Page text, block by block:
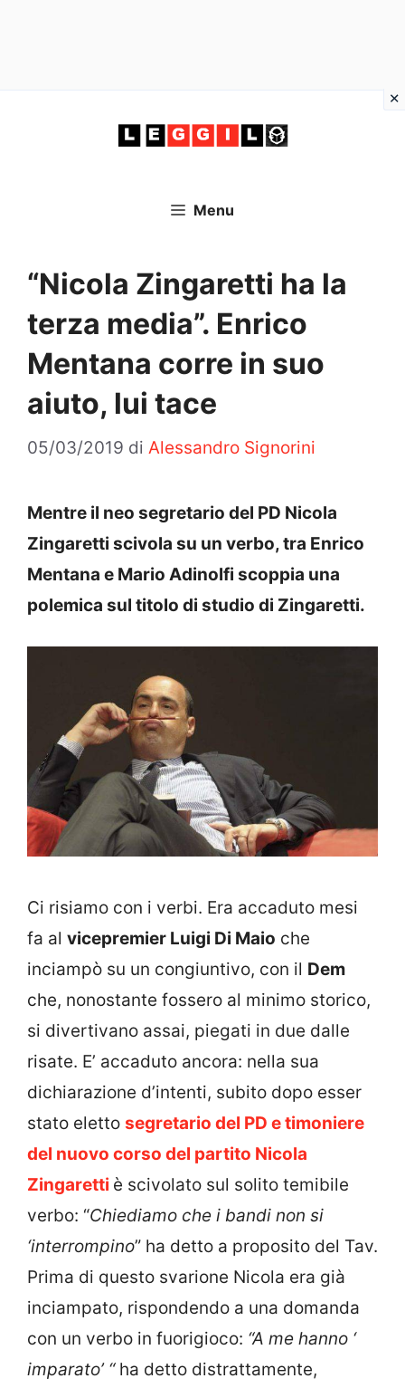
Menu
“Nicola Zingaretti ha la
terza media”. Enrico
Mentana corre in suo
aiuto, lui tace
05/03/2019 di Alessandro Signorini
Mentre il neo segretario del PD Nicola
Zingaretti scivola su un verbo, tra Enrico
Mentana e Mario Adinolfi scoppia una
polemica sul titolo di studio di Zingaretti.
Ci risiamo con i verbi. Era accaduto mesi
fa al vicepremier Luigi Di Maio che
inciampò su un congiuntivo, con il Dem
che, nonostante fossero al minimo storico,
si divertivano assai, piegati in due dalle
risate. E’ accaduto ancora: nella sua
dichiarazione d’intenti, subito dopo esser
stato eletto segretario del PD e timoniere
del nuovo corso del partito Nicola
Zingaretti è scivolato sul solito temibile
verbo: “Chiediamo che i bandi non si
‘interrompino” ha detto a proposito del Tav.
Prima di questo svarione Nicola era già
inciampato, rispondendo a una domanda
con un verbo in fuorigioco: “A me hanno ‘
imparato’ “ha detto distrattamente,